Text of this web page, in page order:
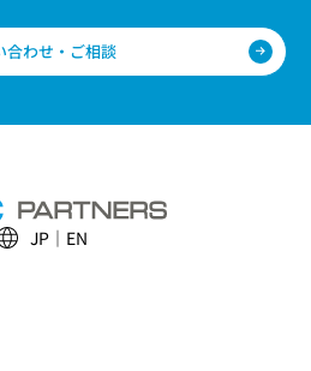
合わせ・ご相談
JP EN